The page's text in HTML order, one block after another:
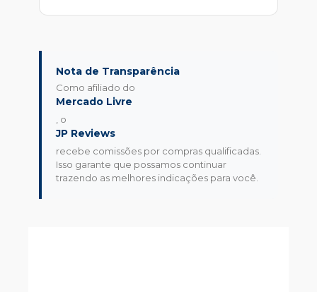
Nota de Transparência
Como afiliado do
Mercado Livre
, o
JP Reviews
recebe comissões por compras qualificadas.
Isso garante que possamos continuar
trazendo as melhores indicações para você.